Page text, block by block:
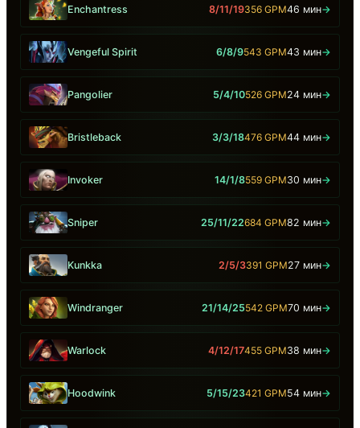
Enchantress 8/11/19356 GPM46 мин→
Vengeful Spirit 6/8/9543 GPM43 мин→
Pangolier 5/4/10526 GPM24 мин→
Bristleback 3/3/18476 GPM44 мин→
Invoker 14/1/8559 GPM30 мин→
Sniper 25/11/22684 GPM82 мин→
Kunkka 2/5/3391 GPM27 мин→
Windranger 21/14/25542 GPM70 мин→
Warlock 4/12/17455 GPM38 мин→
Hoodwink 5/15/23421 GPM54 мин→